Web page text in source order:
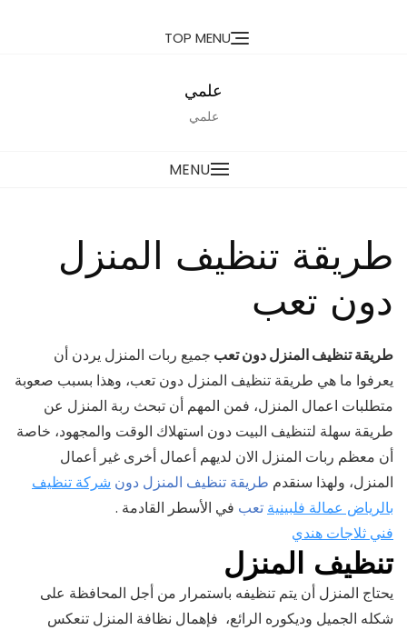
TOP MENU
علمي
علمي
MENU
طريقة تنظيف المنزل
دون تعب
طريقة تنظيف المنزل دون تعب جميع ربات المنزل يردن أن
يعرفوا ما هي طريقة تنظيف المنزل دون تعب، وهذا بسبب صعوبة
متطلبات اعمال المنزل، فمن المهم أن تبحث ربة المنزل عن
طريقة سهلة لتنظيف البيت دون استهلاك الوقت والمجهود، خاصة
أن معظم ربات المنزل الان لديهم أعمال أخرى غير أعمال
المنزل، ولهذا سنقدم طريقة تنظيف المنزل دون شركة تنظيف
بالرياض عمالة فلبينية تعب في الأسطر القادمة .
فني ثلاجات هندي
تنظيف المنزل
يحتاج المنزل أن يتم تنظيفه باستمرار من أجل المحافظة على
شكله الجميل وديكوره الرائع، فإهمال نظافة المنزل تنعكس